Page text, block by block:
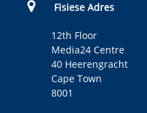
Fisiese Adres
12th Floor
Media24 Centre
40 Heerengracht
Cape Town
8001